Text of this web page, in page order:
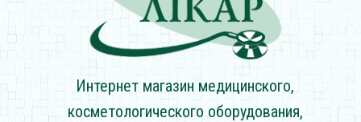
Интернет магазин медицинского,
косметологического оборудования,